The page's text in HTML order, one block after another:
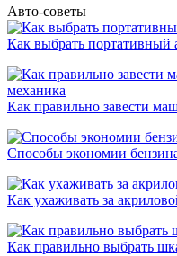
Авто-советы
Как выбрать портативный
Как правильно завести
Способы экономии
Как ухаживать за
Как правильно выбрать